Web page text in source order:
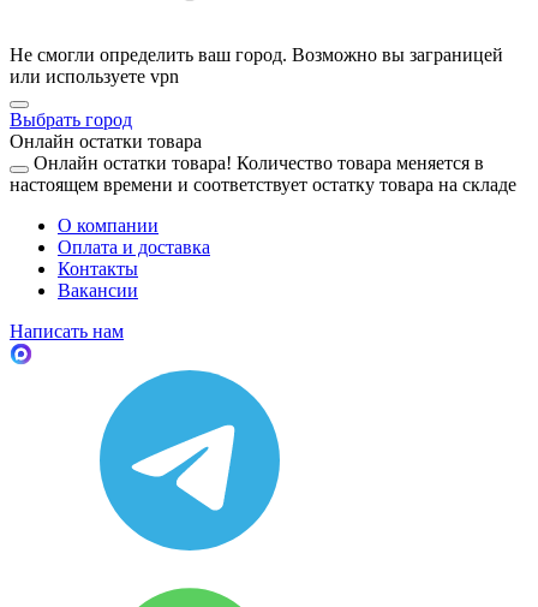
Не смогли определить ваш город. Возможно вы заграницей
или используете vpn
Выбрать город
Онлайн остатки товара
Онлайн остатки товара! Количество товара меняется в
настоящем времени и соответствует остатку товара на складе
О компании
Оплата и доставка
Контакты
Вакансии
Написать нам